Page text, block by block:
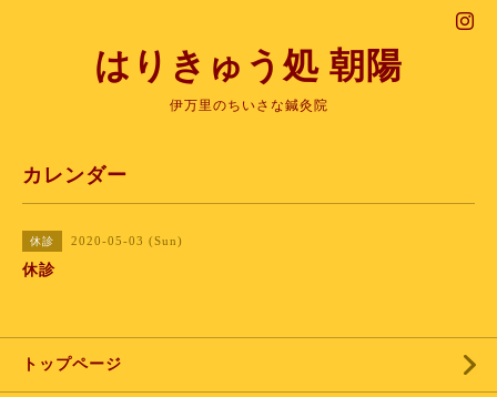
はりきゅう処 朝陽
伊万里のちいさな鍼灸院
カレンダー
休診 2020-05-03 (Sun)
休診
トップページ